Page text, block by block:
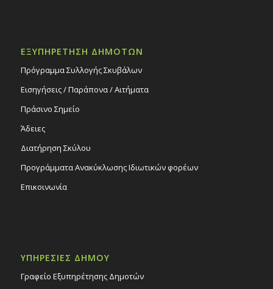
ΕΞΥΠΗΡΕΤΗΣΗ ΔΗΜΟΤΩΝ
Πρόγραμμα Συλλογής Σκυβάλων
Εισηγήσεις / Παράπονα / Αιτήματα
Πράσινο Σημείο
Άδειες
Διατήρηση Σκύλου
Προγράμματα Ανακύκλωσης Ιδιωτικών φορέων
Επικοινωνία
ΥΠΗΡΕΣΙΕΣ ΔΗΜΟΥ
Γραφείο Εξυπηρέτησης Δημοτών